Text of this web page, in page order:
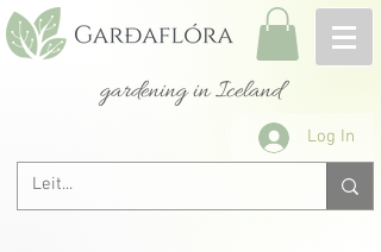
gardening in Iceland
Log In